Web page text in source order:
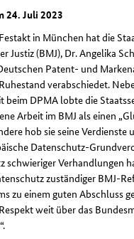
24. Juli 2023
in München hat die
Justiz (BMJ), Dr. Angelika
Patent- und
verabschiedet.
beim DPMA lobte die
Arbeit im BMJ als einen
hob sie seine Verdienste
Datenschutz-
schwieriger Verhandlungen
zuständiger BMJ-
zu einem guten Abschluss
weit über das